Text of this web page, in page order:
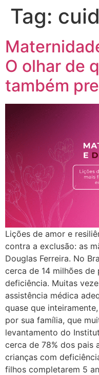
Tag:
O olhar de
também
Lições de amor e
contra a exclusão: as
Douglas Ferreira. No
cerca de 14 milhões de
deficiência. Muitas
assistência médica
quase que
por sua família, que
levantamento do
cerca de 78% dos pais
crianças com
filhos completarem 5